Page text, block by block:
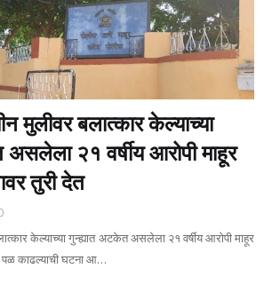
मुलीवर बलात्कार केल्याच्या
२१ वर्षीय आरोपी माहूर
तुरी देत
केल्याच्या गुन्ह्यात अटकेत असलेला २१ वर्षीय आरोपी माहूर
पळ काढल्याची घटना आ…